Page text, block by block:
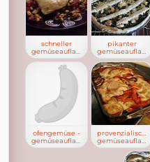
schneller
pikanter
ofengemüse -
provenzialischer